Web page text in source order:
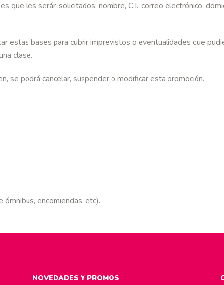
que les serán solicitados: nombre, C.I., correo electrónico,
estas bases para cubrir imprevistos o eventualidades que
clase.
se podrá cancelar, suspender o modificar esta promoción.
encomiendas, etc).
NOVEDADES Y PROMOS